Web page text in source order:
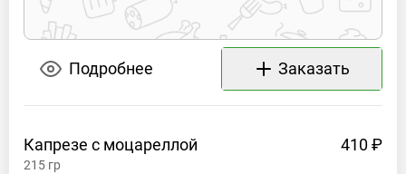
Подробнее Заказать
Капрезе с моцареллой 410 ₽
215 гр